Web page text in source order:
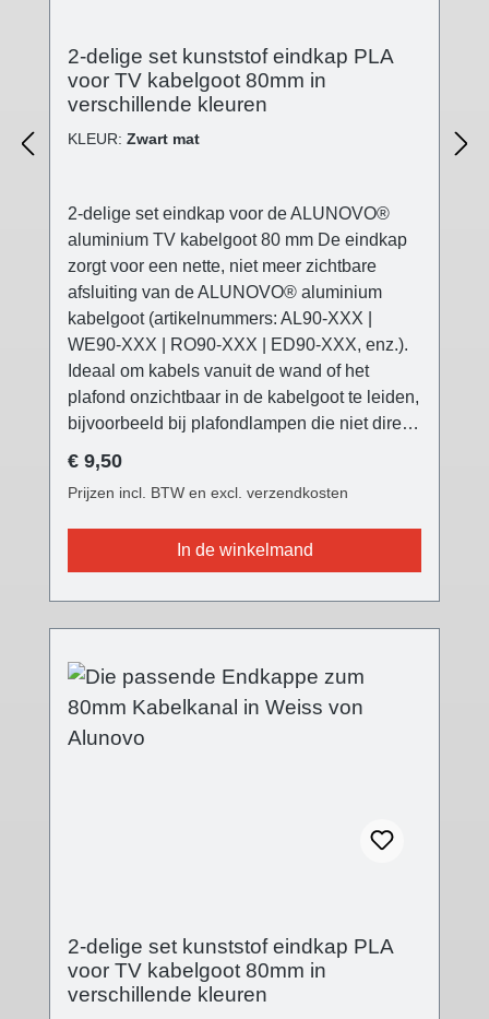
2-delige set kunststof eindkap PLA
voor TV kabelgoot 80mm in
verschillende kleuren
KLEUR: Zwart mat
2-delige set eindkap voor de ALUNOVO®
aluminium TV kabelgoot 80 mm De eindkap
zorgt voor een nette, niet meer zichtbare
afsluiting van de ALUNOVO® aluminium
kabelgoot (artikelnummers: AL90-XXX |
WE90-XXX | RO90-XXX | ED90-XXX, enz.).
Ideaal om kabels vanuit de wand of het
plafond onzichtbaar in de kabelgoot te leiden,
bijvoorbeeld bij plafondlampen die niet direct
(bijv. verplaatste eettafel, enz.). De
ALUNOVO® TV kabelgoot eindkap is
verkrijgbaar in drie verschillende kleuren
passend bij alle kabelgootvarianten en geeft
fijne structuur, de oppervlaktekwaliteit is met
versie V2 sterk verbeterd en de insteekflens
is volledig gewijzigd. De eindkap wordt op
het open einde van de kabelgoot geschoven.
Technische details - Afdekking in
verschillende afwerkingen- Afmetingen
Normale prijs:
€ 9,50
Prijzen incl. BTW en excl. verzendkosten
In de winkelmand
2-delige set kunststof eindkap PLA
voor TV kabelgoot 80mm in
verschillende kleuren